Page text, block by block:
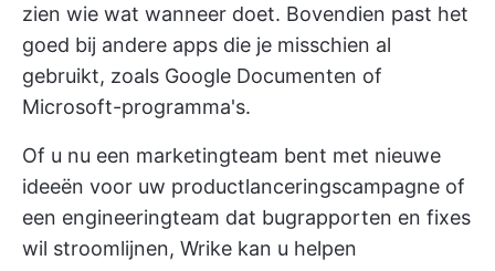
zien wie wat wanneer doet. Bovendien past het
goed bij andere apps die je misschien al
gebruikt, zoals Google Documenten of
Microsoft-programma's.
Of u nu een marketingteam bent met nieuwe
ideeën voor uw productlanceringscampagne of
een engineeringteam dat bugrapporten en fixes
wil stroomlijnen, Wrike kan u helpen